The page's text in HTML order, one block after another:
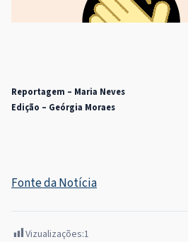
Reportagem – Maria Neves
Edição – Geórgia Moraes
Fonte da Notícia
Vizualizações:1